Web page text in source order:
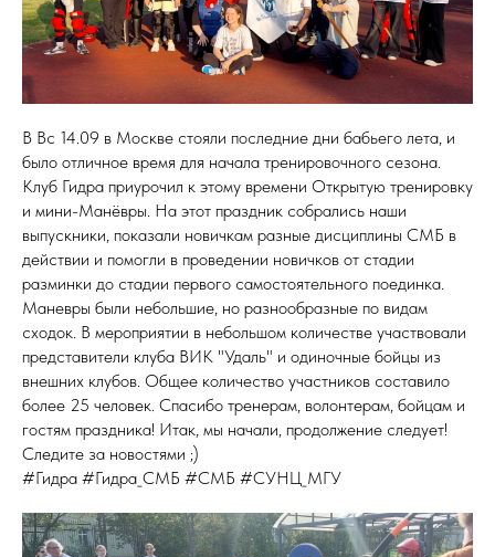
В Вс 14.09 в Москве стояли последние дни бабьего лета, и
было отличное время для начала тренировочного сезона.
Клуб Гидра приурочил к этому времени Открытую тренировку
и мини-Манёвры. На этот праздник собрались наши
выпускники, показали новичкам разные дисциплины СМБ в
действии и помогли в проведении новичков от стадии
разминки до стадии первого самостоятельного поединка.
Маневры были небольшие, но разнообразные по видам
сходок. В мероприятии в небольшом количестве участвовали
представители клуба ВИК "Удаль" и одиночные бойцы из
внешних клубов. Общее количество участников составило
более 25 человек. Спасибо тренерам, волонтерам, бойцам и
гостям праздника! Итак, мы начали, продолжение следует!
Следите за новостями ;)
#Гидра #Гидра_СМБ #СМБ #СУНЦ_МГУ